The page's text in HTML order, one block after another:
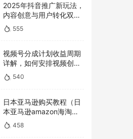
2025年抖音推广新玩法，
内容创意与用户转化双提
升
555
视频号分成计划收益周期
详解，如何安排视频创作
和提现时间？
540
日本亚马逊购买教程（日
本亚马逊amazon海淘下
单教程攻略）
458